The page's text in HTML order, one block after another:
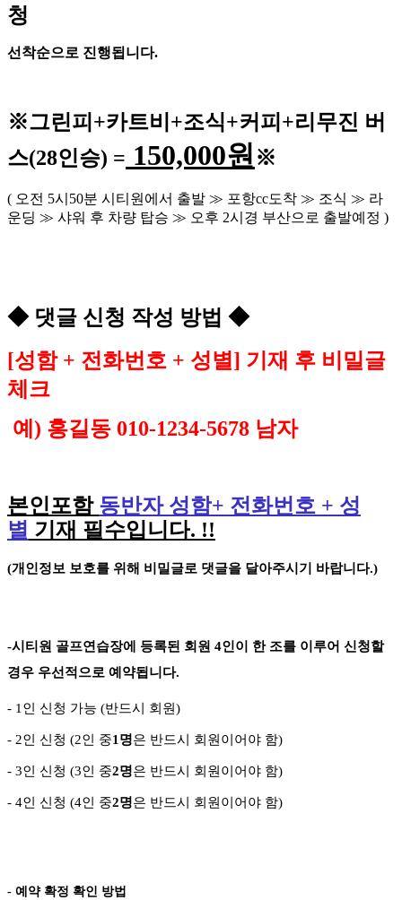
청
선착순으로 진행됩니다.
※그린피 +카트비 +조식+커피+리무진 버
스(28인승) = 150,000원 ※
( 오전 5시 50분 시티원에서 출발 ≫ 포항cc도착 ≫ 조식 ≫ 라
운딩 ≫ 샤워 후 차량 탑승 ≫ 오후 2시경 부산으로 출발예정 )
◆ 댓글 신청 작성 방법 ◆
[성함 + 전화번호 + 성별] 기재 후 비밀글
체크
예 ) 홍길동 010-1234-5678 남자
본인포함 동반자 성함+ 전화번호 + 성
별 기재 필수입니다. !!
(개인정보 보호를 위해 비밀글로 댓글을 달아주시기 바랍니다.)
-시티원 골프연습장에 등록된 회원 4인이 한 조를 이루어 신청할
경우 우선적으로 예약됩니다.
- 1인 신청 가능 (반드시 회원)
- 2인 신청 (2인 중1명은 반드시 회원이어야 함)
- 3인 신청 (3인 중2명은 반드시 회원이어야 함)
- 4인 신청 (4인 중2명은 반드시 회원이어야 함)
- 예약 확정 확인 방법